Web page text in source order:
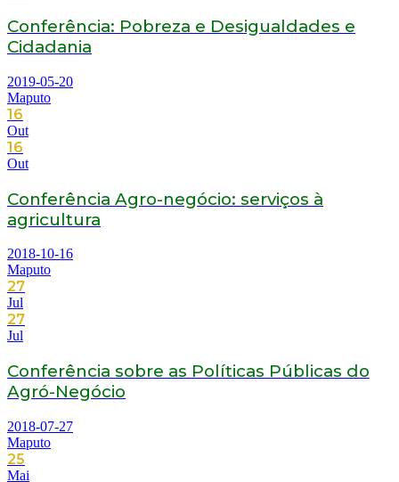
Conferência: Pobreza e Desigualdades e
Cidadania
2019-05-20
Maputo
16
Out
16
Out
Conferência Agro-negócio: serviços à
agricultura
2018-10-16
Maputo
27
Jul
27
Jul
Conferência sobre as Políticas Públicas do
Agró-Negócio
2018-07-27
Maputo
25
Mai